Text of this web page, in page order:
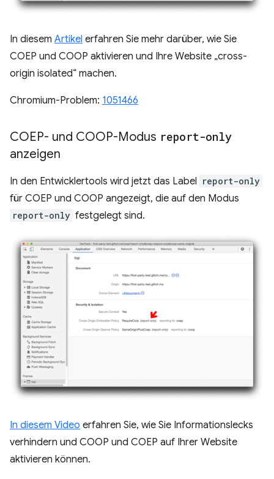
In diesem Artikel erfahren Sie mehr darüber, wie Sie
COEP und COOP aktivieren und Ihre Website „cross-
origin isolated“ machen.
Chromium-Problem: 1051466
COEP- und COOP-Modus report-only
anzeigen
In den Entwicklertools wird jetzt das Label report-only
für COEP und COOP angezeigt, die auf den Modus
report-only festgelegt sind.
In diesem Video erfahren Sie, wie Sie Informationslecks
verhindern und COOP und COEP auf Ihrer Website
aktivieren können.